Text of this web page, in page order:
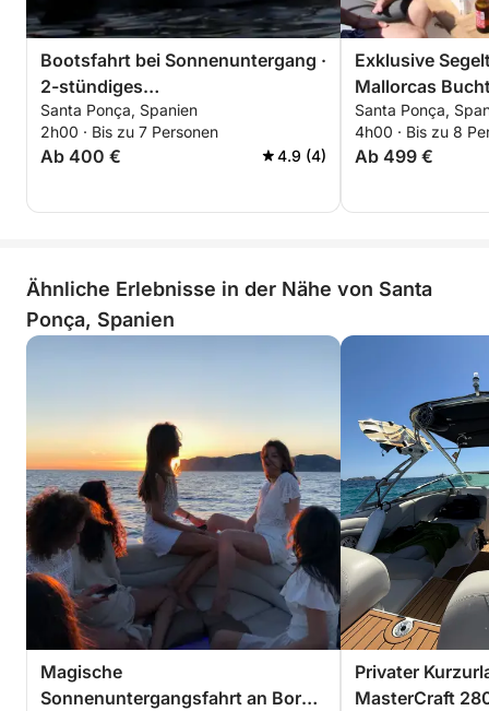
Entspannen
Dieser Halbtagesausflug ist ideal für Paare,
Freundesgruppen oder Familien und bietet die
perfekte Mischung aus Abenteuer, Entspannung und
regionaler Küche. Entdecken Sie Mallorca aus einer
Bootsfahrt bei Sonnenuntergang ·
2-stündiges
Sonnenuntergangserlebnis in
Santa Ponsa
Santa Ponça, Spanien
2h00 · Bis zu 7 Personen
Ab 400 € 4.9 (4)
Exklusive
Mallorcas
Erlebnis
Santa Ponça,
4h00 · Bis zu 8
Ab 499 €
Ähnliche Erlebnisse in der Nähe von Santa
Ponça, Spanien
Magische
Sonnenuntergangsfahrt an Bord
Privater
MasterCraft